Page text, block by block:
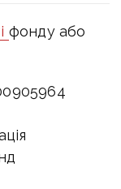
фонду або